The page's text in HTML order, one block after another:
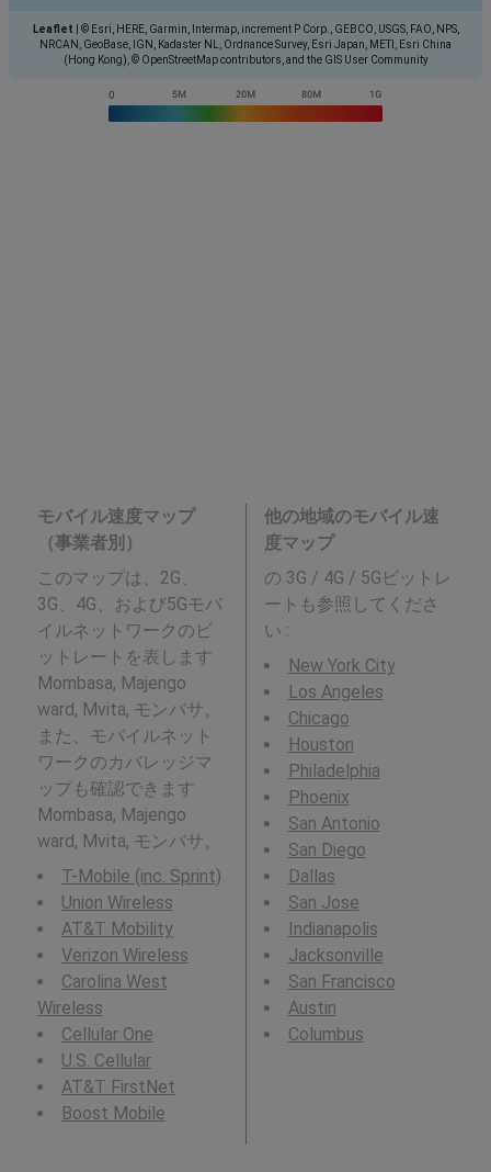
Leaflet
© Esri, HERE, Garmin, Intermap, increment P Corp., GEBCO, USGS, FAO, NPS,
NRCAN, GeoBase, IGN, Kadaster NL, Ordnance Survey, Esri Japan, METI, Esri China
(Hong Kong), © OpenStreetMap contributors, and the GIS User Community
モバイル速度マップ
（事業者別）
このマップは、2G、
3G、4G、および5Gモバ
イルネットワークのビ
ットレートを表します
Mombasa, Majengo
ward, Mvita, モンバサ。
また、モバイルネット
ワークのカバレッジマ
ップも確認できます
Mombasa, Majengo
ward, Mvita, モンバサ。
T-Mobile (inc. Sprint)
Union Wireless
AT&T Mobility
Verizon Wireless
Carolina West
Wireless
Cellular One
U.S. Cellular
AT&T FirstNet
Boost Mobile
他の地域のモバイル速
度マップ
の 3G / 4G / 5Gビットレ
ートも参照してくださ
い :
New York City
Los Angeles
Chicago
Houston
Philadelphia
Phoenix
San Antonio
San Diego
Dallas
San Jose
Indianapolis
Jacksonville
San Francisco
Austin
Columbus